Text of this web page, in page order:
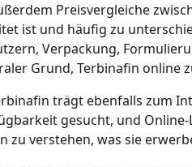
Preisvergleiche
ist und häufig zu
Verpackung,
Grund, Terbinafin online
trägt ebenfalls zum
gesucht, und
verstehen, was sie